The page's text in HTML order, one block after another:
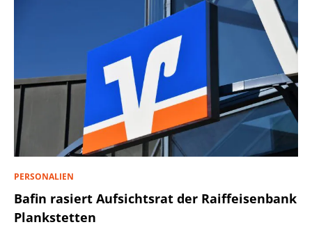
PERSONALIEN
Bafin rasiert Aufsichtsrat der Raiffeisenbank
Plankstetten